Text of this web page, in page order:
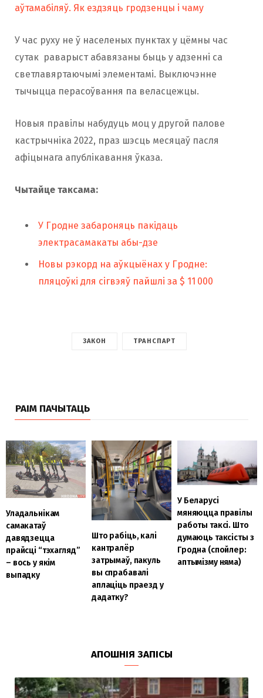
аўтамабіляў. Як ездзяць гродзенцы і чаму
У час руху не ў населеных пунктах у цёмны час
сутак раварыст абавязаны быць у адзенні са
светлавяртаючымі элементамі. Выключэнне
тычыцца перасоўвання па веласцежцы.
Новыя правілы набудуць моц у другой палове
кастрычніка 2022, праз шэсць месяцаў пасля
афіцынага апублікавання ўказа.
Чытайце таксама:
У Гродне забароняць пакідаць
электрасамакаты абы-дзе
Новы рэкорд на аўкцыёнах у Гродне:
пляцоўкі для сігвэяў пайшлі за $ 11 000
ЗАКОН ТРАНСПАРТ
РАІМ ПАЧЫТАЦЬ
Уладальнікам
самакатаў
давядзецца
прайсці “тэхагляд”
– вось у якім
выпадку
Што рабіць, калі
кантралёр
затрымаў, пакуль
вы спрабавалі
аплаціць праезд у
дадатку?
У Беларусі
мяняюцца правілы
работы таксі. Што
думаюць таксісты з
Гродна (спойлер:
аптымізму няма)
АПОШНІЯ ЗАПІСЫ